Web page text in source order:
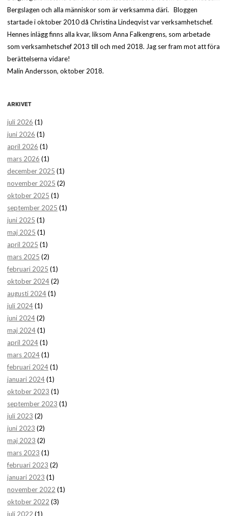
Bergslagen och alla människor som är verksamma däri. Bloggen
startade i oktober 2010 då Christina Lindeqvist var verksamhetschef.
Hennes inlägg finns alla kvar, liksom Anna Falkengrens, som arbetade
som verksamhetschef 2013 till och med 2018. Jag ser fram mot att föra
berättelserna vidare!
Malin Andersson, oktober 2018.
ARKIVET
juli 2026 (1)
juni 2026 (1)
april 2026 (1)
mars 2026 (1)
december 2025 (1)
november 2025 (2)
oktober 2025 (1)
september 2025 (1)
juni 2025 (1)
maj 2025 (1)
april 2025 (1)
mars 2025 (2)
februari 2025 (1)
oktober 2024(2)
augusti 2024(1)
juli 2024(1)
juni 2024(2)
maj 2024(1)
april 2024(1)
mars 2024(1)
februari 2024(1)
januari 2024(1)
oktober 2023 (1)
september 2023 (1)
juli 2023 (2)
juni 2023 (2)
maj 2023 (2)
mars 2023 (1)
februari 2023 (2)
januari 2023 (1)
november 2022 (1)
oktober 2022 (3)
juli 2022 (1)